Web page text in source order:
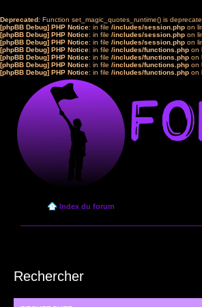
Deprecated: Function set_magic_quotes_runtime() is
[phpBB Debug] PHP Notice: in file /includes/session.php on
[phpBB Debug] PHP Notice: in file /includes/session.php on
[phpBB Debug] PHP Notice: in file /includes/session.php on
[phpBB Debug] PHP Notice: in file /includes/functions.php on
[phpBB Debug] PHP Notice: in file /includes/functions.php on
[phpBB Debug] PHP Notice: in file /includes/functions.php on
[phpBB Debug] PHP Notice: in file /includes/functions.php on
Index du forum
Rechercher